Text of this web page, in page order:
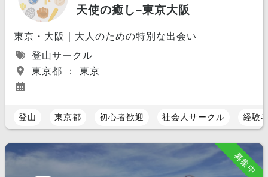
天使の癒し–東京大阪
東京・大阪｜大人のための特別な出会い
登山サークル
東京都 ： 東京
登山 東京都 初心者歓迎 社会人サークル 経験
募集中